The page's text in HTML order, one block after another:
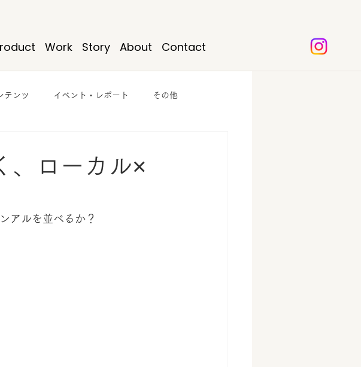
Work Story About Contact
テンツ イベント・レポート その他
、ローカル×
アルを並べるか？